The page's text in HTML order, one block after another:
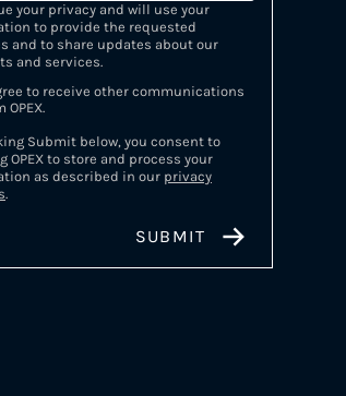
your privacy and will use your
to provide the requested
and to share updates about our
and services.
to receive other communications
OPEX.
Submit below, you consent to
OPEX to store and process your
as described in our privacy
.